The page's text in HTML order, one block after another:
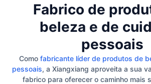
Fabrico de
beleza e de
pessoais
Como fabricante líder de produtos de
pessoais, a Xiangxiang aproveita a sua
fabrico para oferecer o caminho mais